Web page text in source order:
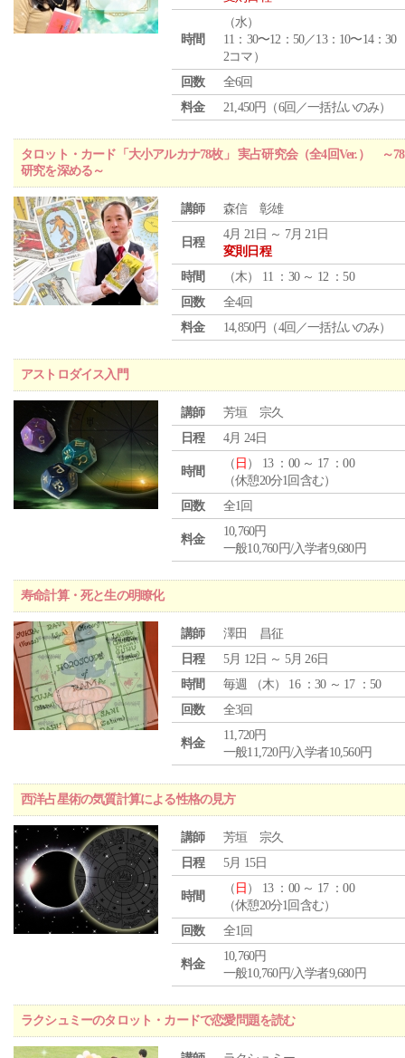
時間
（水）
11：30〜12：50／13：10〜14：30
2コマ）
回数
全6回
料金
21,450円（6回／一括払いのみ）
タロット・カード「大小アルカナ78枚」 実占研究会（全4回Ver.） ～
研究を深める～
講師 森信 彰雄
日程
4月 21日 ～ 7月 21日
変則日程
時間
（木） 11 ：30 ～ 12 ：50
回数
全4回
料金
14,850円（4回／一括払いのみ）
アストロダイス入門
講師
芳垣 宗久
日程
4月 24日
時間
（ 日 ） 13 ：00 ～ 17 ：00
（休憩20分1回含む）
回数
全1回
料金
10,760円
一般10,760円/入学者9,680円
寿命計算・死と生の明瞭化
講師
澤田 昌征
日程
5月 12日 ～ 5月 26日
時間
毎週 （木） 16 ：30 ～ 17 ：50
回数
全3回
料金
11,720円
一般11,720円/入学者10,560円
西洋占星術の気質計算による性格の見方
講師
芳垣 宗久
日程
5月 15日
時間
（ 日 ） 13 ：00 ～ 17 ：00
（休憩20分1回含む）
回数
全1回
料金
10,760円
一般10,760円/入学者9,680円
ラクシュミーのタロット・カードで恋愛問題を読む